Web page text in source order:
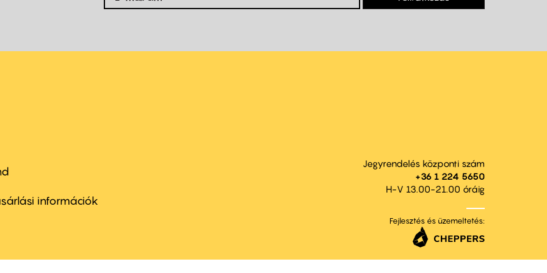
információk
Jegyrendelés központi szám
+36 1 224 5650
H-V 13.00-21.00 óráig
Fejlesztés és üzemeltetés: